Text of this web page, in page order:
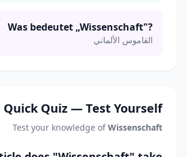
Was bedeutet „Wissenschaft"?
القاموس الألماني
Quick Quiz — Test Yourself
Test your knowledge ofWissenschaft